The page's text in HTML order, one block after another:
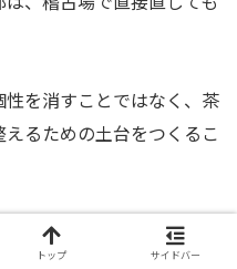
を消すことではなく、茶
るための土台をつくるこ
トップ サイドバー